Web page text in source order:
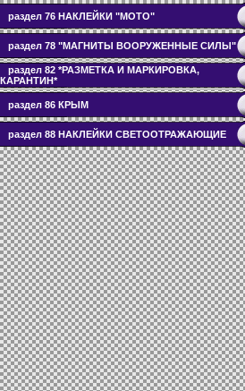
раздел 76 НАКЛЕЙКИ "МОТО"
раздел 78 "МАГНИТЫ ВООРУЖЕННЫЕ СИЛЫ"
раздел 82 *РАЗМЕТКА И МАРКИРОВКА,
КАРАНТИН*
раздел 86 КРЫМ
раздел 88 НАКЛЕЙКИ СВЕТООТРАЖАЮЩИЕ